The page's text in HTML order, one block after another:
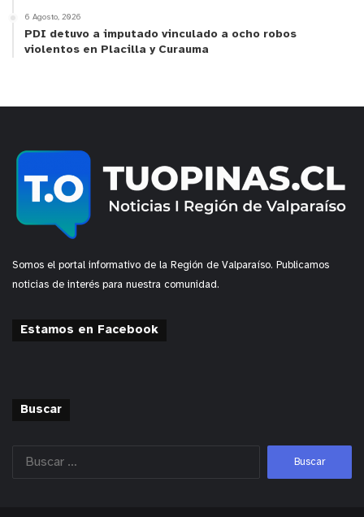
6 Agosto, 2026
PDI detuvo a imputado vinculado a ocho robos
violentos en Placilla y Curauma
Somos el portal informativo de la Región de Valparaíso. Publicamos
noticias de interés para nuestra comunidad.
Estamos en Facebook
Buscar